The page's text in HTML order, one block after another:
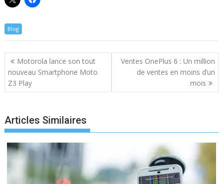
Blog
Navigation
de
l’article
Motorola lance son tout
nouveau Smartphone Moto
Z3 Play
Ventes OnePlus 6 : Un million
de ventes en moins d’un
mois
Articles Similaires